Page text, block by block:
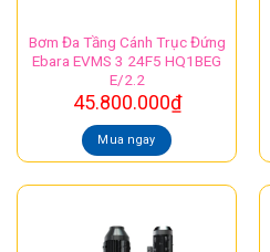
Bơm Đa Tầng Cánh Trục Đứng
Ebara EVMS 3 24F5 HQ1BEG
E/2.2
45.800.000₫
Mua ngay